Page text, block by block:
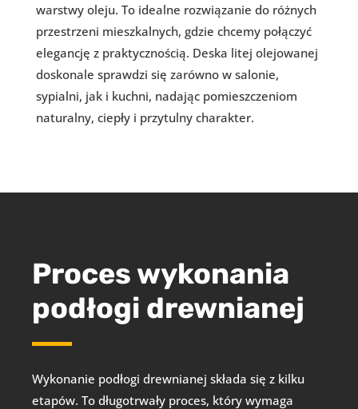
warstwy oleju. To idealne rozwiązanie do różnych
przestrzeni mieszkalnych, gdzie chcemy połączyć
elegancję z praktycznością. Deska litej olejowanej
doskonale sprawdzi się zarówno w salonie,
sypialni, jak i kuchni, nadając pomieszczeniom
naturalny, ciepły i przytulny charakter.
Proces wykonania
podłogi drewnianej
Wykonanie podłogi drewnianej składa się z kilku
etapów. To długotrwały proces, który wymaga